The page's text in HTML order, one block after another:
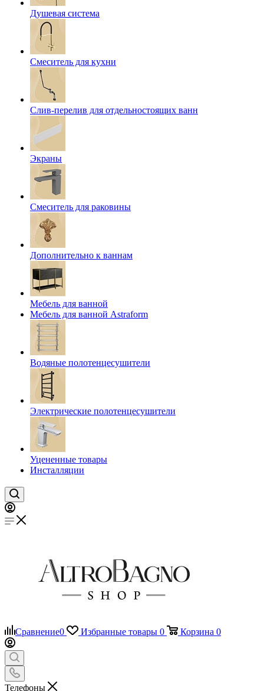
Душевая система
Смеситель для кухни
Слив-перелив для отдельностоящих ванн
Экраны
Смеситель для раковины
Дополнительно к ваннам
Мебель для ванной
Мебель для ванной Astraform
Водяные полотенцесушители
Электрические полотенцесушители
Уцененные товары
Инсталляции
Сравнение0 Избранные товары 0 Корзина 0
Телефоны